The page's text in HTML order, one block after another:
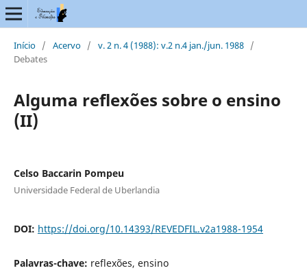
Início / Acervo / v. 2 n. 4 (1988): v.2 n.4 jan./jun. 1988 /
Debates
Alguma reflexões sobre o ensino
(II)
Celso Baccarin Pompeu
Universidade Federal de Uberlandia
DOI: https://doi.org/10.14393/REVEDFIL.v2a1988-1954
Palavras-chave: reflexões, ensino